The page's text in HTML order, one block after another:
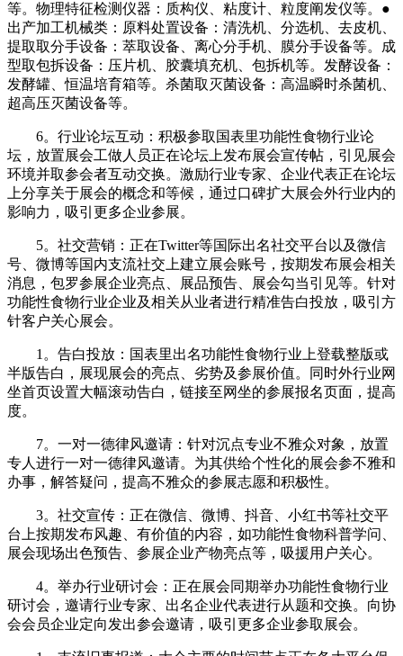
等。物理特征检测仪器：质构仪、粘度计、粒度阐发仪等。●
出产加工机械类：原料处置设备：清洗机、分选机、去皮机、
提取取分手设备：萃取设备、离心分手机、膜分手设备等。成
型取包拆设备：压片机、胶囊填充机、包拆机等。发酵设备：
发酵罐、恒温培育箱等。杀菌取灭菌设备：高温瞬时杀菌机、
超高压灭菌设备等。
6。行业论坛互动：积极参取国表里功能性食物行业论
坛，放置展会工做人员正在论坛上发布展会宣传帖，引见展会
环境并取参会者互动交换。激励行业专家、企业代表正在论坛
上分享关于展会的概念和等候，通过口碑扩大展会外行业内的
影响力，吸引更多企业参展。
5。社交营销：正在Twitter等国际出名社交平台以及微信
号、微博等国内支流社交上建立展会账号，按期发布展会相关
消息，包罗参展企业亮点、展品预告、展会勾当引见等。针对
功能性食物行业企业及相关从业者进行精准告白投放，吸引方
针客户关心展会。
1。告白投放：国表里出名功能性食物行业上登载整版或
半版告白，展现展会的亮点、劣势及参展价值。同时外行业网
坐首页设置大幅滚动告白，链接至网坐的参展报名页面，提高
度。
7。一对一德律风邀请：针对沉点专业不雅众对象，放置
专人进行一对一德律风邀请。为其供给个性化的展会参不雅和
办事，解答疑问，提高不雅众的参展志愿和积极性。
3。社交宣传：正在微信、微博、抖音、小红书等社交平
台上按期发布风趣、有价值的内容，如功能性食物科普学问、
展会现场出色预告、参展企业产物亮点等，吸援用户关心。
4。举办行业研讨会：正在展会同期举办功能性食物行业
研讨会，邀请行业专家、出名企业代表进行从题和交换。向协
会会员企业定向发出参会邀请，吸引更多企业参取展会。